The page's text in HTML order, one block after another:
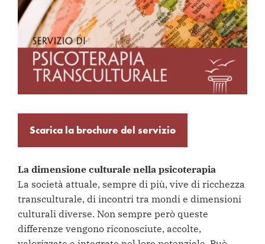
Scarica la brochure del servizio
La dimensione culturale nella psicoterapia
La società attuale, sempre di più, vive di ricchezza
transculturale, di incontri tra mondi e dimensioni
culturali diverse. Non sempre però queste
differenze vengono riconosciute, accolte,